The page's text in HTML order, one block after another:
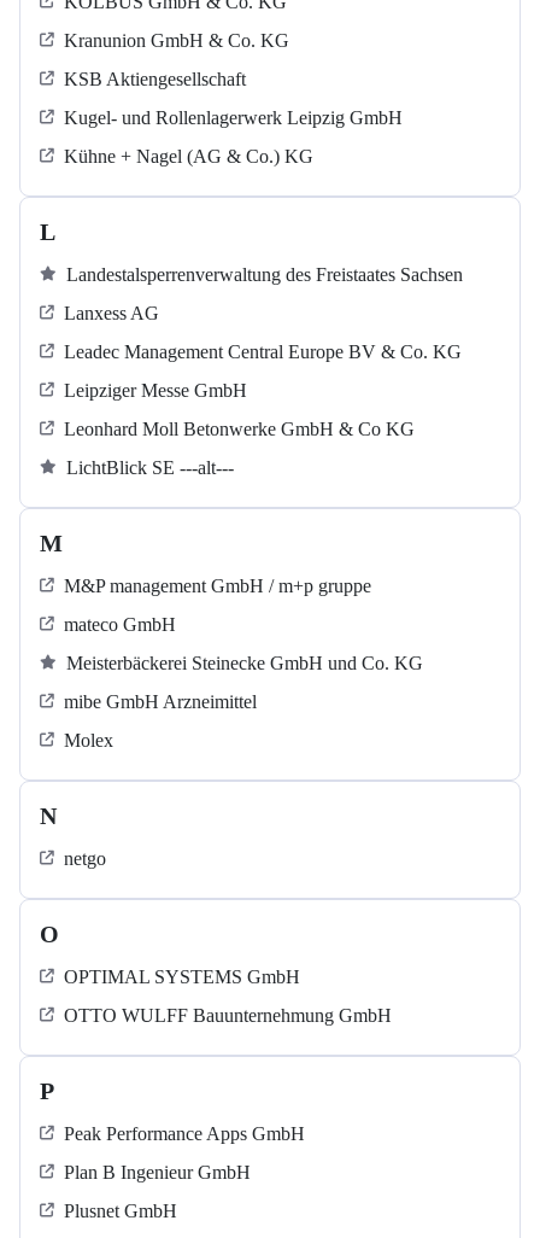
Kranunion GmbH & Co. KG
KSB Aktiengesellschaft
Kugel‐ und Rollenlagerwerk Leipzig GmbH
Kühne + Nagel (AG & Co.) KG
L
Landestalsperrenverwaltung des Freistaates Sachsen
Lanxess AG
Leadec Management Central Europe BV & Co. KG
Leipziger Messe GmbH
Leonhard Moll Betonwerke GmbH & Co KG
LichtBlick SE ---alt---
M
M&P management GmbH / m+p gruppe
mateco GmbH
Meisterbäckerei Steinecke GmbH und Co. KG
mibe GmbH Arzneimittel
Molex
N
netgo
O
OPTIMAL SYSTEMS GmbH
OTTO WULFF Bauunternehmung GmbH
P
Peak Performance Apps GmbH
Plan B Ingenieur GmbH
Plusnet GmbH